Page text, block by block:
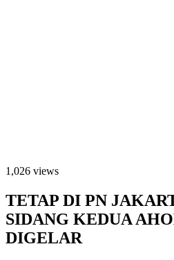
1,026 views
TETAP DI PN
SIDANG KEDUA
DIGELAR